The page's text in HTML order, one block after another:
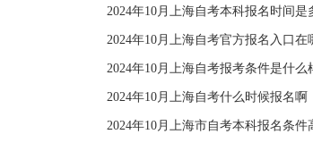
2024年10月上海自考本科报名时间是
2024年10月上海自考官方报名入口在
2024年10月上海自考报考条件是什么
2024年10月上海自考什么时候报名啊
2024年10月上海市自考本科报名条件